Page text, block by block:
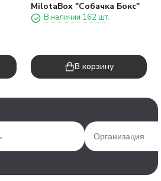
MilotaBox "Собачка Бокс"
В наличии 162 шт.
В корзину